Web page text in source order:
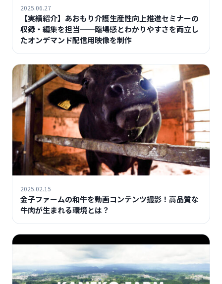
2025.06.27
【実績紹介】あおもり介護生産性向上推進セミナーの
収録・編集を担当──臨場感とわかりやすさを両立し
たオンデマンド配信用映像を制作
2025.02.15
金子ファームの和牛を動画コンテンツ撮影！高品質な
牛肉が生まれる環境とは？